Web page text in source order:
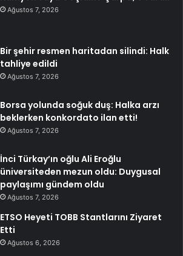
Ağustos 7, 2026
Bir şehir resmen haritadan silindi: Halk
tahliye edildi
Ağustos 7, 2026
Borsa yolunda soğuk duş: Halka arzı
beklerken konkordato ilan etti!
Ağustos 7, 2026
İnci Türkay’ın oğlu Ali Eroğlu
üniversiteden mezun oldu: Duygusal
paylaşımı gündem oldu
Ağustos 7, 2026
ETSO Heyeti TOBB Stantlarını Ziyaret
Etti
Ağustos 6, 2026